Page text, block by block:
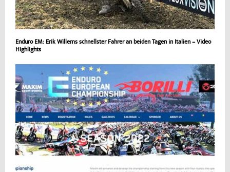
Enduro EM: Erik Willems schnellster Fahrer an beiden Tagen in Italien – Video
Highlights